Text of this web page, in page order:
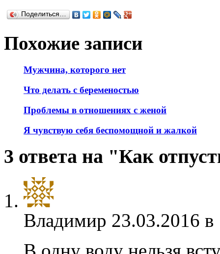
Поделиться…
Похожие записи
Мужчина, которого нет
Что делать с беременостью
Проблемы в отношениях с женой
Я чувствую себя беспомощной и жалкой
3 ответа на "Как
Владимир 23.03.2016